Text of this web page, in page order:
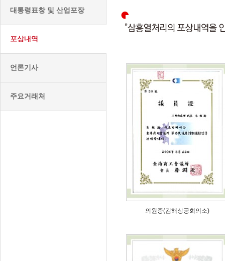
대통령표창 및 산업포장
포상내역
언론기사
주요거래처
의원증(김해상공회의소)